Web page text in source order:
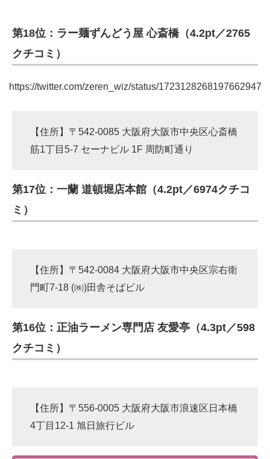
第18位：ラー麺ずんどう屋 心斎橋（4.2pt／2765
クチコミ）
https://twitter.com/zeren_wiz/status/1723128268197662947
【住所】〒542-0085 大阪府大阪市中央区心斎橋
筋1丁目5-7 セーナビル 1F 周防町通り
第17位：一蘭 道頓堀店本館（4.2pt／6974クチコ
ミ）
【住所】〒542-0084 大阪府大阪市中央区宗右衛
門町7-18 (㈱)田舎そばビル
第16位：正油ラーメン専門店 友愛亭（4.3pt／598
クチコミ）
【住所】〒556-0005 大阪府大阪市浪速区日本橋
4丁目12-1 旭日旅行ビル